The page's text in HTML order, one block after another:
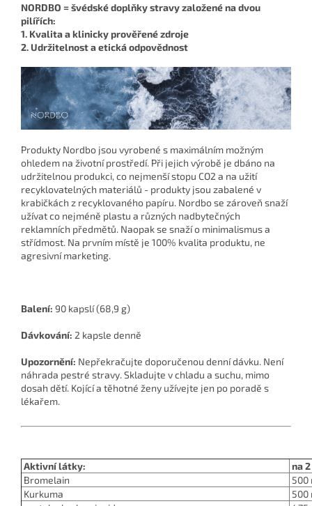
NORDBO = švédské doplňky stravy založené na dvou
pilířích:
1. Kvalita a klinicky prověřené zdroje
2. Udržitelnost a etická odpovědnost
Produkty Nordbo jsou vyrobené s maximálním možným
ohledem na životní prostředí. Při jejich výrobě je dbáno na
udržitelnou produkci, co nejmenší stopu CO2 a na užití
recyklovatelných materiálů - produkty jsou zabalené v
krabičkách z recyklovaného papíru. Nordbo se zároveň snaží
užívat co nejméně plastu a různých nadbytečných
reklamních předmětů. Naopak se snaží o minimalismus a
střídmost. Na prvním místě je 100% kvalita produktu, ne
agresivní marketing.
Balení: 90 kapslí (68,9 g)
Dávkování: 2 kapsle denně
Upozornění: Nepřekračujte doporučenou denní dávku. Není
náhrada pestré stravy. Skladujte v chladu a suchu, mimo
dosah dětí. Kojící a těhotné ženy užívejte jen po poradě s
lékařem.
Aktivní látky:
na
Bromelain
500
Kurkuma
500